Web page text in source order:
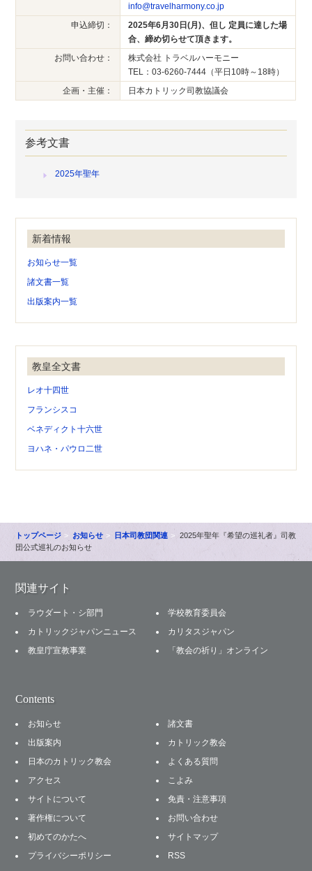
info@travelharmony.co.jp
申込締切：
2025年6月30日(月)、但し 定員に達した場
合、締め切らせて頂きます。
お問い合わせ：
株式会社 トラベルハーモニー
TEL：03-6260-7444（平日10時～18時）
企画・主催：
日本カトリック司教協議会
参考文書
2025年聖年
新着情報
お知らせ一覧
諸文書一覧
出版案内一覧
教皇全文書
レオ十四世
フランシスコ
ベネディクト十六世
ヨハネ・パウロ二世
トップページ お知らせ 日本司教団関連
2025年聖年『希望の巡礼者』司教
団公式巡礼のお知らせ
関連サイト
ラウダート・シ部門
学校教育委員会
カトリックジャパンニュース
カリタスジャパン
教皇庁宣教事業
「教会の祈り」オンライン
Contents
お知らせ
諸文書
出版案内
カトリック教会
日本のカトリック教会
よくある質問
アクセス
こよみ
サイトについて
免責・注意事項
著作権について
お問い合わせ
初めてのかたへ
サイトマップ
プライバシーポリシー
RSS